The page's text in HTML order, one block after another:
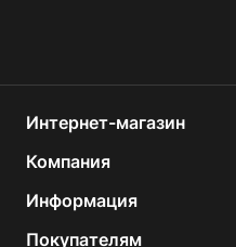
Интернет-магазин
Компания
Информация
Покупателям